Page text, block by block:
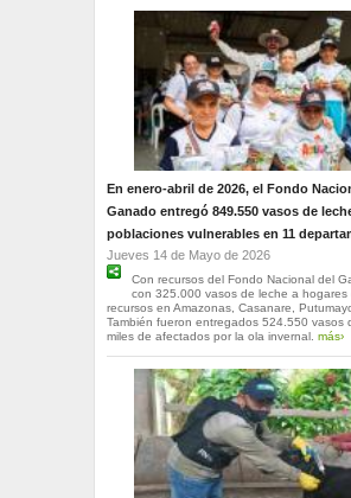
En enero-abril de 2026, el Fondo
Ganado entregó 849.550 vasos de
poblaciones vulnerables en 11
Jueves 14 de Mayo de 2026
Con recursos del Fondo Nacional del
con 325.000 vasos de leche a hogares
recursos en Amazonas, Casanare,
También fueron entregados 524.550 vasos
miles de afectados por la ola invernal. más›